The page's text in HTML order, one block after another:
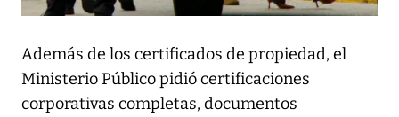
Además de los certificados de propiedad, el
Ministerio Público pidió certificaciones
corporativas completas, documentos